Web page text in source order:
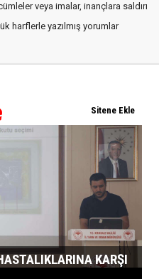
veya imalar, inançlara saldırı
harflerle yazılmış yorumlar